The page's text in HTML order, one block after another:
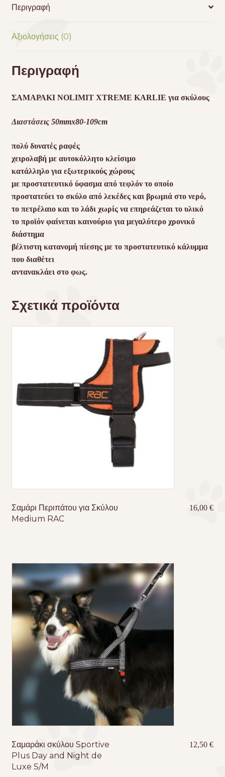
Περιγραφή
Αξιολογήσεις (0)
Περιγραφή
ΣΑΜΑΡΑΚΙ NOLIMIT XTREME KARLIE για σκύλους
Διαστάσεις 50mmx80-109cm
πολύ δυνατές ραφές
χειρολαβή με αυτοκόλλητο κλείσιμο
κατάλληλο για εξωτερικούς χώρους
με προστατευτικό ύφασμα από τεφλόν το οποίο
προστατεύει το σκύλο από λεκέδες και βρωμιά στο νερό,
το πετρέλαιο και το λάδι χωρίς να επηρεάζεται το υλικό
το προϊόν φαίνεται καινούριο για μεγαλύτερο χρονικό
διάστημα
βέλτιστη κατανομή πίεσης με το προστατευτικό κάλυμμα
που διαθέτει
αντανακλάει στο φως.
Σχετικά προϊόντα
Σαμάρι Περιπάτου για Σκύλου
Medium RAC
16,00€
Σαμαράκι σκύλου Sportive
Plus Day and Night de
Luxe S/M
12,50€